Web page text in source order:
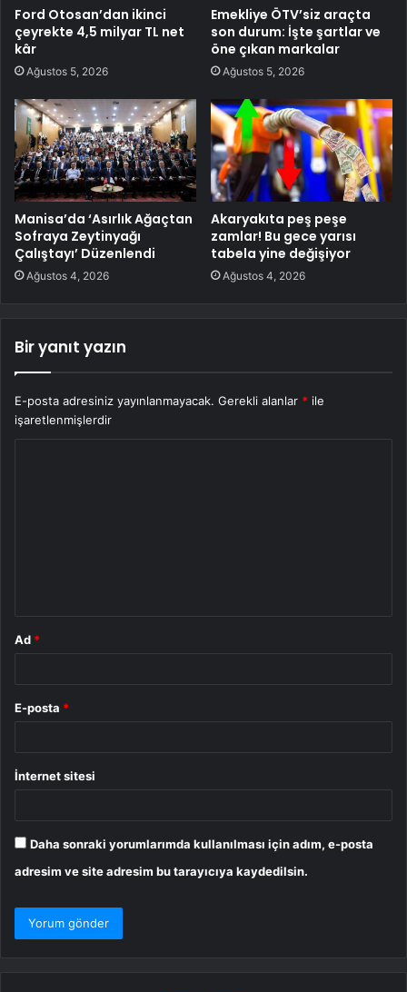
Ford Otosan’dan ikinci
çeyrekte 4,5 milyar TL net
kâr
Ağustos 5, 2026
Emekliye ÖTV’siz araçta
son durum: İşte şartlar ve
öne çıkan markalar
Ağustos 5, 2026
Manisa’da ‘Asırlık Ağaçtan
Sofraya Zeytinyağı
Çalıştayı’ Düzenlendi
Ağustos 4, 2026
Akaryakıta peş peşe
zamlar! Bu gece yarısı
tabela yine değişiyor
Ağustos 4, 2026
Bir yanıt yazın
E-posta adresiniz yayınlanmayacak. Gerekli alanlar * ile
işaretlenmişlerdir
Ad *
E-posta *
İnternet sitesi
Daha sonraki yorumlarımda kullanılması için adım, e-posta
adresim ve site adresim bu tarayıcıya kaydedilsin.